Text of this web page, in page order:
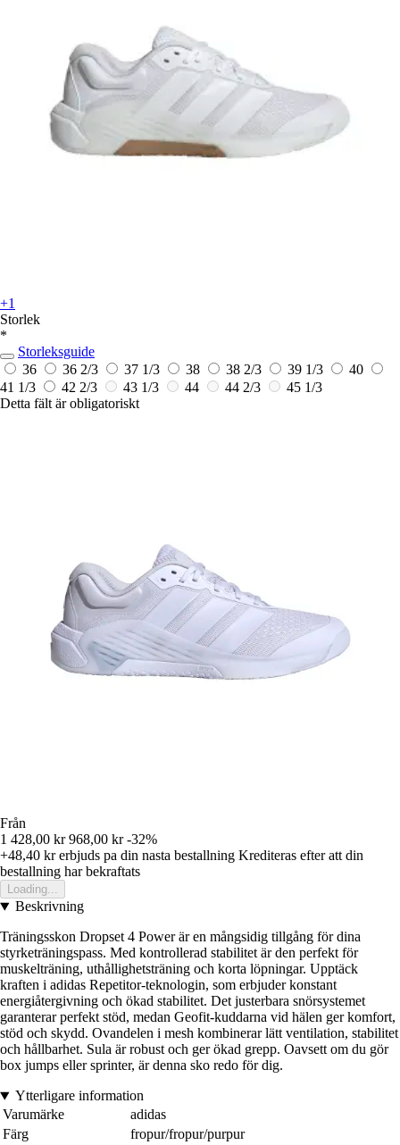
+1
Storlek
*
Storleksguide
36
36 2/3 37 1/3 38 38 2/3 39 1/3
40
41 1/3
42 2/3 43 1/3 44 44 2/3
45 1/3
Detta fält är obligatoriskt
Från
1 428,00 kr 968,00 kr -32%
+48,40 krerbjuds pa din nasta bestallning Krediteras efter att din
bestallning har bekraftats
Loading...
Beskrivning
Träningsskon Dropset 4 Power är en mångsidig tillgång för dina
styrketräningspass. Med kontrollerad stabilitet är den perfekt för
muskelträning, uthållighetsträning och korta löpningar. Upptäck
kraften i adidas Repetitor-teknologin, som erbjuder konstant
energiåtergivning och ökad stabilitet. Det justerbara snörsystemet
garanterar perfekt stöd, medan Geofit-kuddarna vid hälen ger komfort,
stöd och skydd. Ovandelen i mesh kombinerar lätt ventilation, stabilitet
och hållbarhet. Sula är robust och ger ökad grepp. Oavsett om du gör
box jumps eller sprinter, är denna sko redo för dig.
Ytterligare information
Varumärke
adidas
Färg
fropur/fropur/purpur